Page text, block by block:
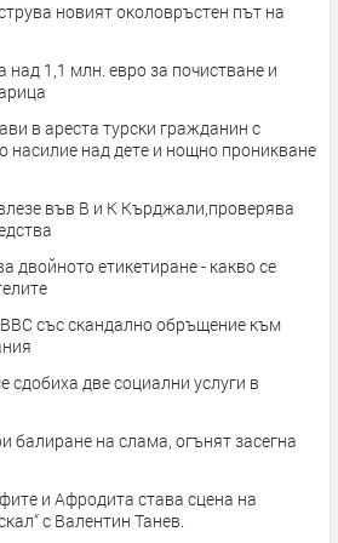
новият околовръстен път на
над 1,1 млн. евро за почистване и
в ареста турски гражданин с
насилие над дете и нощно проникване
двойното етикетиране - какво се
със скандално обръщение към
сдобиха две социални услуги в
балиране на слама, огънят засегна
и Афродита става сцена на
с Валентин Танев.